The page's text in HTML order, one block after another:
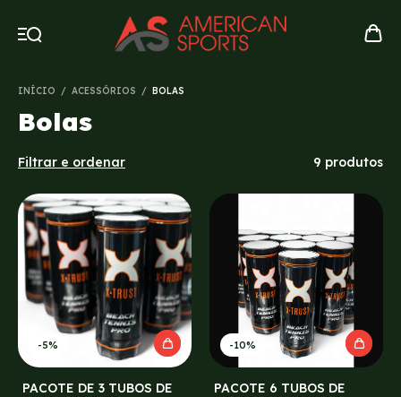
INÍCIO / ACESSÓRIOS / BOLAS
Bolas
Filtrar e ordenar 9 produtos
-5%
PACOTE DE 3 TUBOS DE
-10%
PACOTE 6 TUBOS DE